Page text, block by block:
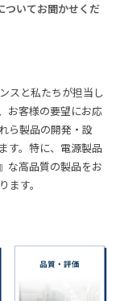
ついてお聞かせくだ
スと私たちが担当し
お客様の要望にお応
ら製品の開発・設
す。特に、電源製品
な高品質の製品をお
ます。